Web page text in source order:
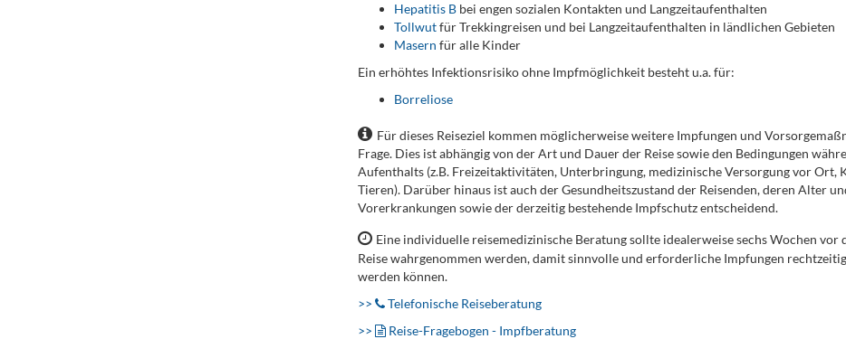
Hepatitis Bbei engen sozialen Kontakten und Langzeitaufenthalten
Tollwutfür Trekkingreisen und bei Langzeitaufenthalten in ländlichen Gebieten
Masern für alle Kinder
Ein erhöhtes Infektionsrisiko ohne Impfmöglichkeit besteht u.a. für:
Borreliose
Für dieses Reiseziel kommen möglicherweise weitere Impfungen und
Frage. Dies ist abhängig von der Art und Dauer der Reise sowie den Bedingungen
Aufenthalts (z.B. Freizeitaktivitäten, Unterbringung, medizinische Versorgung vor Ort,
Tieren). Darüber hinaus ist auch der Gesundheitszustand der Reisenden, deren Alter
Vorerkrankungen sowie der derzeitig bestehende Impfschutz entscheidend.
Eine individuelle reisemedizinische Beratung sollte idealerweise sechs Wochen vor
Reise wahrgenommen werden, damit sinnvolle und erforderliche Impfungen
werden können.
>>
Telefonische Reiseberatung
>>
Reise-Fragebogen - Impfberatung